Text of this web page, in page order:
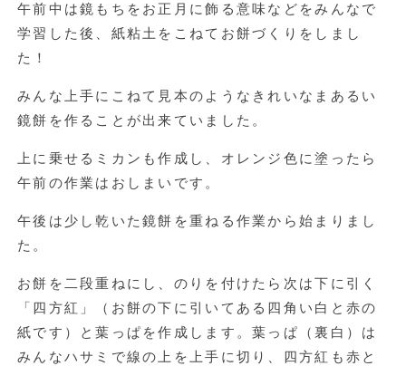
午前中は鏡もちをお正月に飾る意味などをみんなで
学習した後、紙粘土をこねてお餅づくりをしまし
た！
みんな上手にこねて見本のようなきれいなまあるい
鏡餅を作ることが出来ていました。
上に乗せるミカンも作成し、オレンジ色に塗ったら
午前の作業はおしまいです。
午後は少し乾いた鏡餅を重ねる作業から始まりまし
た。
お餅を二段重ねにし、のりを付けたら次は下に引く
「四方紅」（お餅の下に引いてある四角い白と赤の
紙です）と葉っぱを作成します。葉っぱ（裏白）は
みんなハサミで線の上を上手に切り、四方紅も赤と